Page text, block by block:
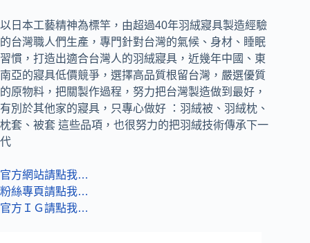
以日本工藝精神為標竿，由超過40年羽絨寢具製造經驗
的台灣職人們生產，專門針對台灣的氣候、身材、睡眠
習慣，打造出適合台灣人的羽絨寢具，近幾年中國、東
南亞的寢具低價競爭，選擇高品質根留台灣，嚴選優質
的原物料，把關製作過程，努力把台灣製造做到最好，
有別於其他家的寢具，只專心做好 ：羽絨被、羽絨枕、
枕套、被套 這些品項，也很努力的把羽絨技術傳承下一
代
官方網站請點我…
粉絲專頁請點我…
官方ＩＧ請點我…